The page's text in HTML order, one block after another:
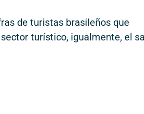
de turistas brasileños que
turístico, igualmente, el